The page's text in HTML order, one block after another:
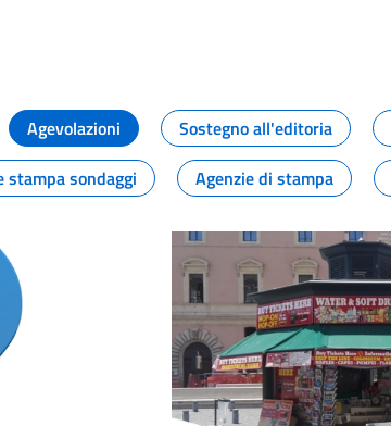
Notizie
Agevolazioni Sostegno all'editoria
stampa sondaggi Agenzie di stampa